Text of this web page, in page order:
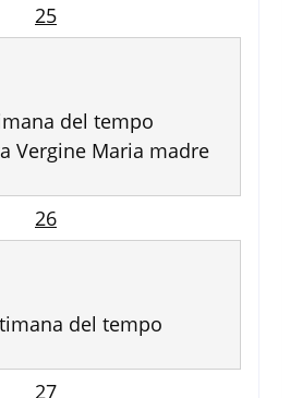
25
del tempo
Vergine Maria madre
26
del tempo
27